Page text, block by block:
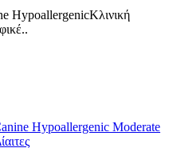
HypoallergenicΚλινική